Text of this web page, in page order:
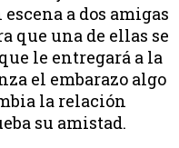
a dos amigas
que una de ellas se
le entregará a la
el embarazo algo
la relación
su amistad.